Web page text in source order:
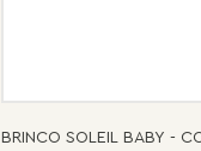
BRINCO SOLEIL BABY -